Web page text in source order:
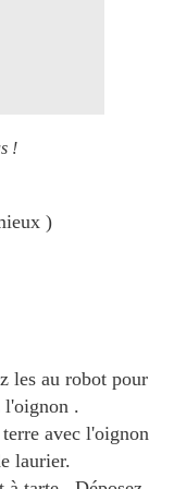
!
)
les au robot pour
l'oignon .
avec l'oignon
laurier.